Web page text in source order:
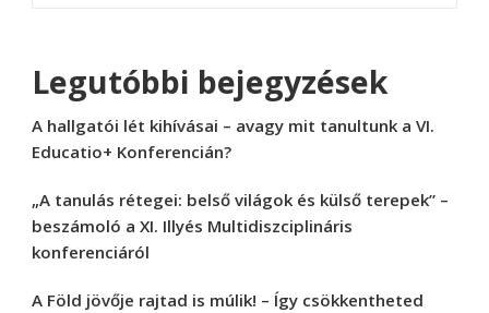
Legutóbbi bejegyzések
A hallgatói lét kihívásai – avagy mit tanultunk a VI.
Educatio+ Konferencián?
„A tanulás rétegei: belső világok és külső terepek” –
beszámoló a XI. Illyés Multidiszciplináris
konferenciáról
A Föld jövője rajtad is múlik! – Így csökkentheted